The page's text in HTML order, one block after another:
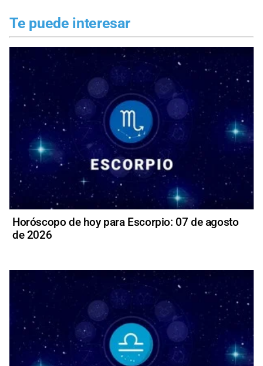
Te puede interesar
Horóscopo de hoy para Escorpio: 07 de agosto
de 2026